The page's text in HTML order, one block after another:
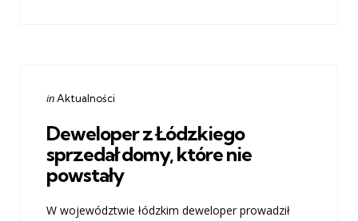
Categories
Posted
inAktualności
Deweloper z Łódzkiego
sprzedał domy, które nie
powstały
W województwie łódzkim deweloper prowadził